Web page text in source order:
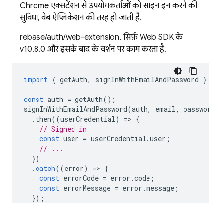
Chrome एक्सटेंशन से उपयोगकर्ताओं को साइन इन करने की
सुविधा, वेब ऐप्लिकेशन की तरह हो जाती है.
firebase/auth/web-extension, सिर्फ़ Web SDK के
v10.8.0 और इसके बाद के वर्शन पर काम करता है.
import { getAuth, signInWithEmailAndPassword }
const auth = getAuth();
signInWithEmailAndPassword(auth, email, password
. then((userCredential) => {
// Signed in
const user = userCredential .user ;
// ...
})
.catch((error) => {
const errorCode = error .code ;
const errorMessage = error .message ;
});